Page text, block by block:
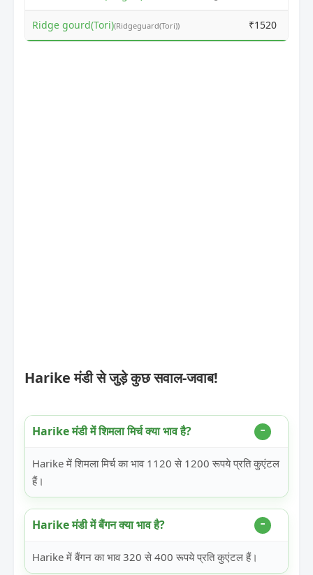
Ridge gourd(Tori)(Ridgeguard(Tori)) ₹1520
Harike मंडी से जुड़े कुछ सवाल-जवाब!
Harike मंडी में शिमला मिर्च क्या भाव है?
Harike में शिमला मिर्च का भाव 1120 से 1200 रूपये प्रति कुएंटल
हैं।
Harike मंडी में बैंगन क्या भाव है?
Harike में बैंगन का भाव 320 से 400 रूपये प्रति कुएंटल हैं।